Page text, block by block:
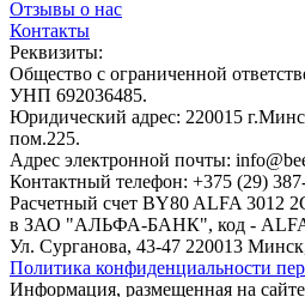
Отзывы о нас
Контакты
Реквизиты:
Общество с ограниченной
УНП 692036485​.
Юридический адрес: 220015
пом.225.
Адрес электронной почты:
Контактный телефон: +375 (29)
Расчетный счет BY80 ALFA 3012
в ЗАО "АЛЬФА-БАНК", код -
Ул. Сурганова, 43-47 220013
Политика конфиденциальности
Информация, размещенная на